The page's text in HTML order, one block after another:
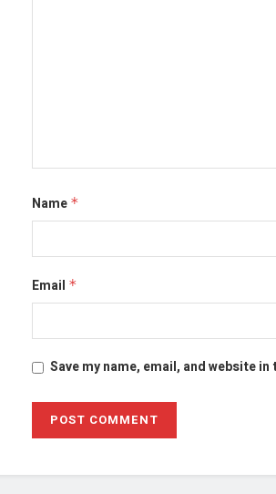
Name *
Email *
Save my name, email, and website